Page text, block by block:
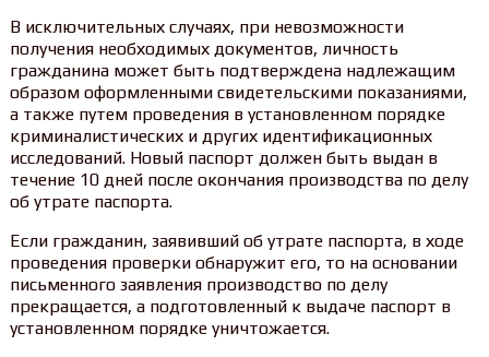
В исключительных случаях, при невозможности
получения необходимых документов, личность
гражданина может быть подтверждена надлежащим
образом оформленными свидетельскими показаниями,
а также путем проведения в установленном порядке
криминалистических и других идентификационных
исследований. Новый паспорт должен быть выдан в
течение 10 дней после окончания производства по делу
об утрате паспорта.
Если гражданин, заявивший об утрате паспорта, в ходе
проведения проверки обнаружит его, то на основании
письменного заявления производство по делу
прекращается, а подготовленный к выдаче паспорт в
установленном порядке уничтожается.